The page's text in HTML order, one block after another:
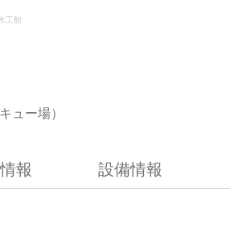
工館
ュー場）
報 設備情報